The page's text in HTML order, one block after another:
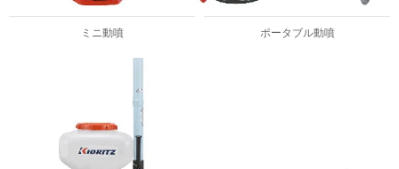
ミニ動噴 ポータブル動噴